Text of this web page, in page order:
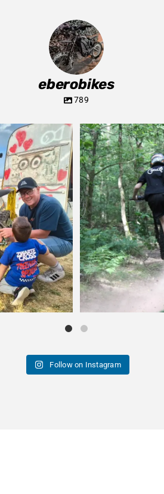
eberobikes
789
Follow on Instagram